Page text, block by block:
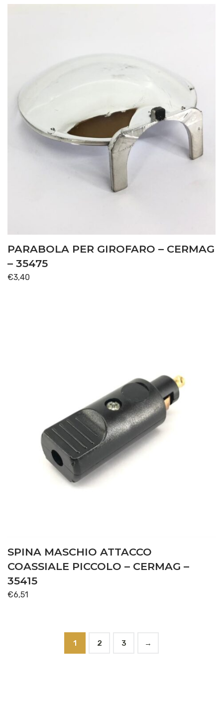
PARABOLA PER GIROFARO – CERMAG
– 35475
€3,40
SPINA MASCHIO ATTACCO
COASSIALE PICCOLO – CERMAG –
35415
€6,51
1 2 3 →